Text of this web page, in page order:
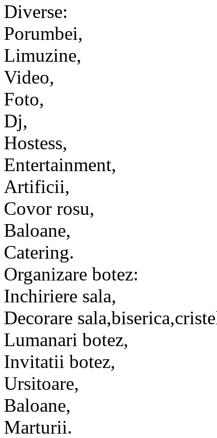
Diverse:
Porumbei,
Limuzine,
Video,
Foto,
Dj,
Hostess,
Entertainment,
Artificii,
Covor rosu,
Baloane,
Catering.
Organizare botez:
Inchiriere sala,
Decorare
Lumanari botez,
Invitatii botez,
Ursitoare,
Baloane,
Marturii.